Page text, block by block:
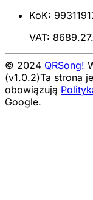
KoK:
VAT:
© 2024 QRSong!
(v1.0.2)Ta strona
obowiązują
Google.